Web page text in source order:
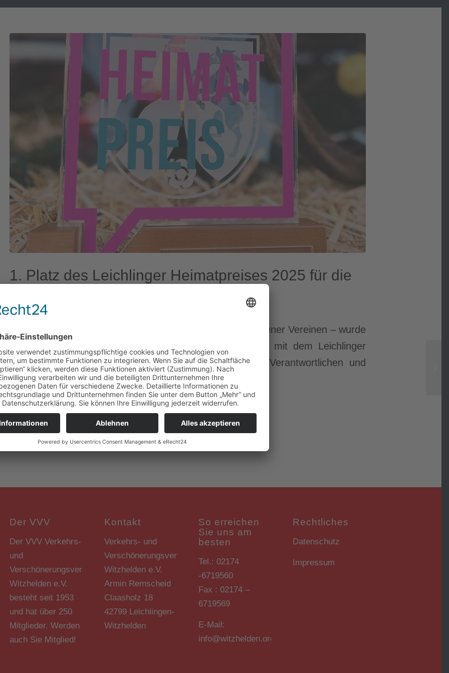
1. Platz des Leichlinger Heimatpreises 2025 für die
Die Initiative Reisbreikirmes – bestehend aus 16 Witzheldener Vereinen – wurde
mit Ratsbeschluss vom 15.09.2025 für ihr Engagement mit dem Leichlinger
Heimatpreis bedacht. Herzlichen Glückwunsch an alle Verantwortlichen und
beteiligten Vereine!
Der VVV
Der VVV Verkehrs-
und
Verschönerungsverein
Witzhelden e.V.
besteht seit 1953
und hat über 250
Mitglieder. Werden
auch Sie Mitglied!
Kontakt
Verkehrs- und
Verschönerungsverein
Witzhelden e.V.
Armin Remscheid
Claasholz 18
42799 Leichlingen-
Witzhelden
So erreichen
Sie uns am
besten
Tel.: 02174
-6719560
Fax : 02174 –
6719569
E-Mail:
info@witzhelden.org
Rechtliches
Datenschutz
Impressum